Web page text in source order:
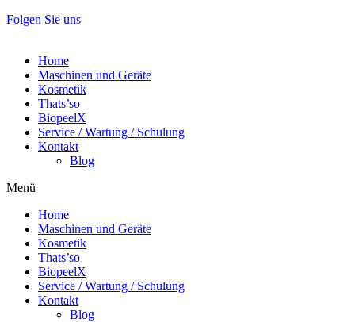
Folgen Sie uns
Home
Maschinen und Geräte
Kosmetik
Thats’so
BiopeelX
Service / Wartung / Schulung
Kontakt
Blog
Menü
Home
Maschinen und Geräte
Kosmetik
Thats’so
BiopeelX
Service / Wartung / Schulung
Kontakt
Blog